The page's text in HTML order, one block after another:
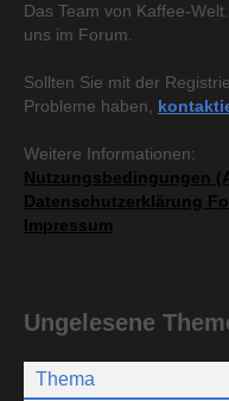
Das Team von Kaffee-
uns im Forum.
Sollten Sie mit der
Probleme haben,
Weitere Informationen:
Nutzungsbedingungen
Datenschutzerklärung
Impressum
Ungelesene
Thema